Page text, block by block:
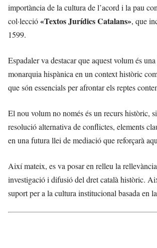
importància de la cultura de l’acord i la pau
col·lecció«Textos Jurídics Catalans», que
1599.
Espadaler va destacar que aquest volum és
monarquia hispànica en un context històric
que són essencials per afrontar els reptes
El nou volum no només és un recurs històric,
resolució alternativa de conflictes, elements
en una futura llei de mediació que reforçarà
Així mateix, es va posar en relleu la
investigació i difusió del dret català històric.
suport per a la cultura institucional basada en